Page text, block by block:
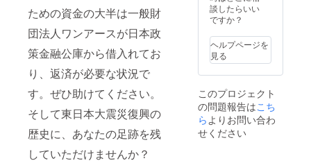
ための資金の大半は一般財
団法人ワンアースが日本政
策金融公庫から借入れてお
り、返済が必要な状況で
す。ぜひ助けてください。
そして東日本大震災復興の
歴史に、あなたの足跡を残
していただけませんか？
事長）に就
任。きぼう
の桜計画、
東北復興宇
宙ミッショ
ンほか、国
際交流など
独自の宇宙
文化事業を
進めてい
談したらいい
ですか？
ヘルプページを
見る
このプロジェクト
の問題報告はこち
ら よりお問い合わ
せください